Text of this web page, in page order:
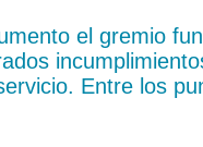
el gremio
Entre los